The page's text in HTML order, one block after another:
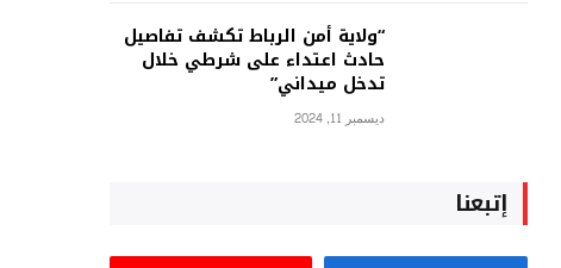
“ولاية أمن الرباط تكشف تفاصيل
حادث اعتداء على شرطي خلال
تدخل ميداني”
ديسمبر 11, 2024
إتبعنا